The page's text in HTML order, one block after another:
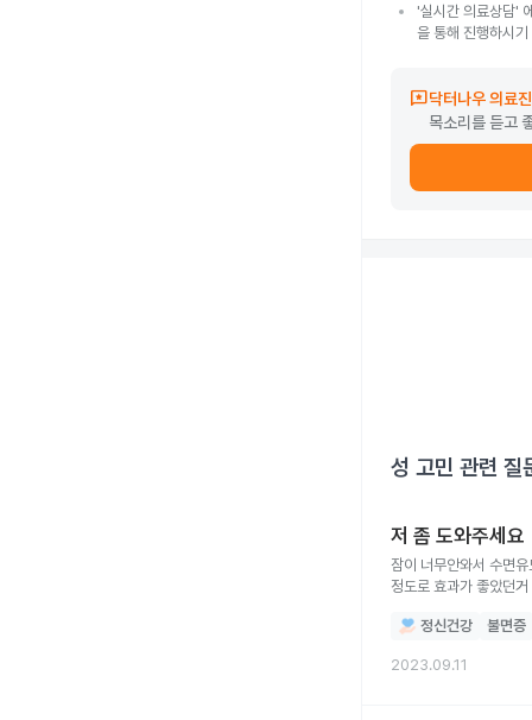
'실시간 의료상담'
을 통해 진행하시
reviews닥터나우 의료
목소리를 듣고
성 고민 관련 질
저 좀 도와주세요
잠이 너무안와서 수면
정도로 효과가 좋았던
이상해진거같다그랴
정신건강 불면증
2023.09.11